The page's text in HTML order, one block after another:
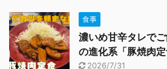
食事
濃いめ甘辛タレで
の進化系「豚焼肉
2026/7/31